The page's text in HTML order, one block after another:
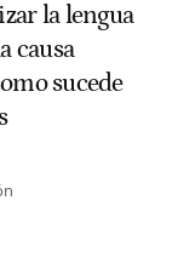
la lengua
causa
sucede